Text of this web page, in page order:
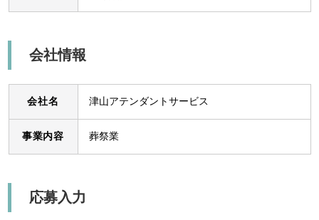
会社情報
会社名 津山アテンダントサービス
事業内容 葬祭業
応募入力